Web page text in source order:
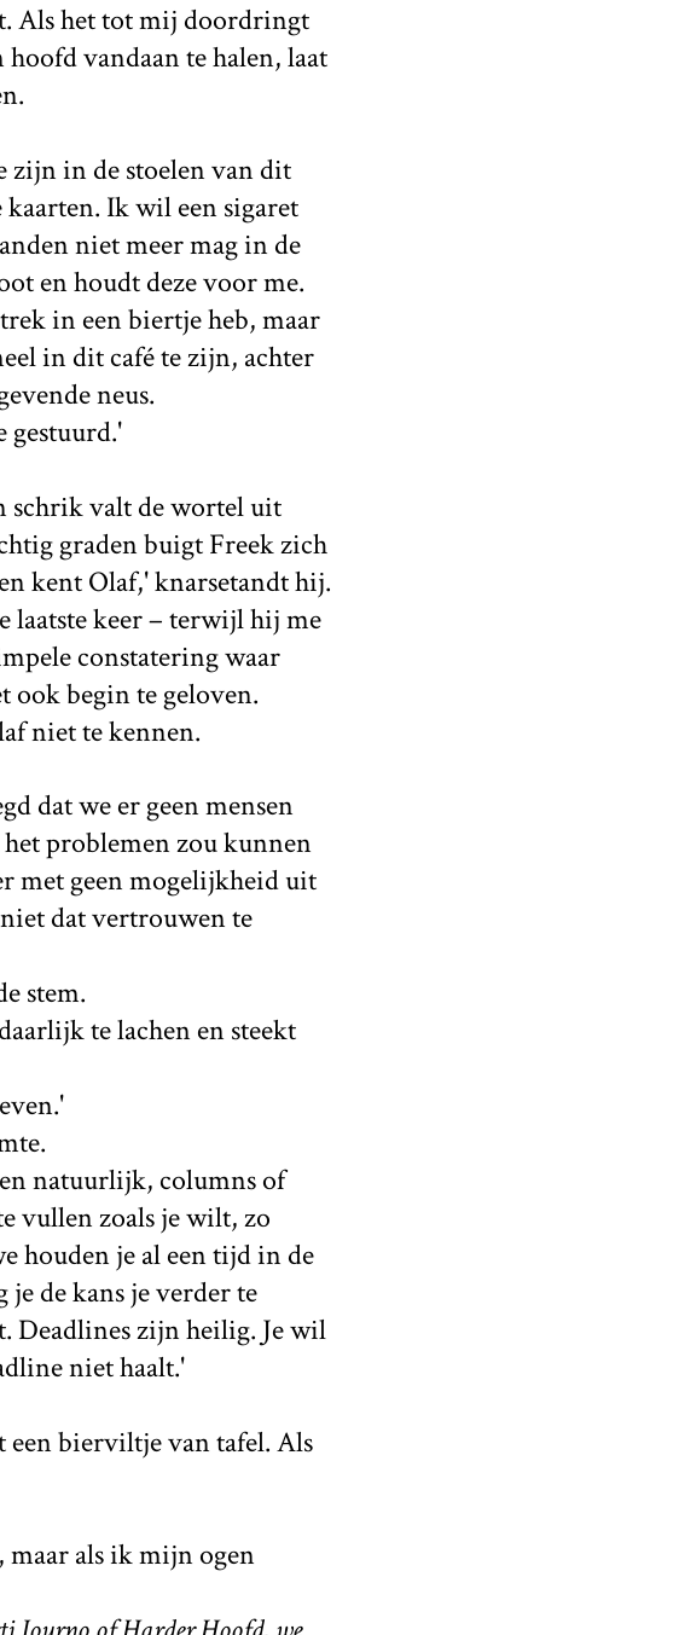
Als het tot mij doordringt
vandaan te halen, laat
zijn in de stoelen van dit
Ik wil een sigaret
niet meer mag in de
en houdt deze voor me.
in een biertje heb, maar
in dit café te zijn, achter
neus.
gestuurd.'
schrik valt de wortel uit
graden buigt Freek zich
kent Olaf,' knarsetandt hij.
laatste keer – terwijl hij me
constatering waar
ook begin te geloven.
niet te kennen.
dat we er geen mensen
problemen zou kunnen
met geen mogelijkheid uit
dat vertrouwen te
stem.
te lachen en steekt
natuurlijk, columns of
vullen zoals je wilt, zo
houden je al een tijd in de
de kans je verder te
Deadlines zijn heilig. Je wil
niet haalt.'
een bierviltje van tafel. Als
als ik mijn ogen